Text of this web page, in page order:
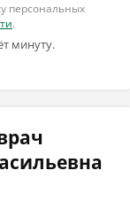
персональных
.
минуту.